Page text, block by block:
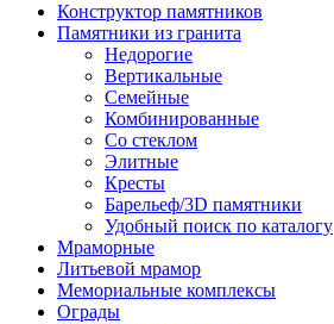
Конструктор памятников
Памятники из гранита
Недорогие
Вертикальные
Семейные
Комбинированные
Со стеклом
Элитные
Кресты
Барельеф/3D памятники
Удобный поиск по каталогу
Мраморные
Литьевой мрамор
Мемориальные комплексы
Ограды